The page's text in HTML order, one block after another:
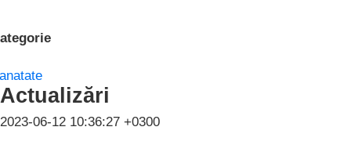
Actualizări
2023-06-12 10:36:27 +0300